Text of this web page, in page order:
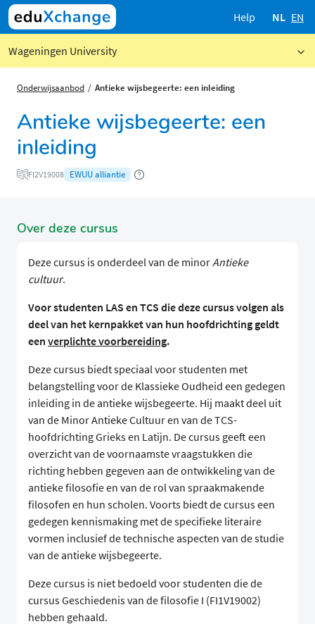
Help NL EN
Wageningen University
Onderwijsaanbod Antieke wijsbegeerte: een inleiding
Antieke wijsbegeerte: een
inleiding
FI2V19008 EWUU alliantie
Over deze cursus
Deze cursus is onderdeel van de minorAntieke
cultuur.
Voor studenten LAS en TCS die deze cursus volgen als
deel van het kernpakket van hun hoofdrichting geldt
een verplichte voorbereiding.
Deze cursus biedt speciaal voor studenten met
belangstelling voor de Klassieke Oudheid een gedegen
inleiding in de antieke wijsbegeerte. Hij maakt deel uit
van de Minor Antieke Cultuur en van de TCS-
hoofdrichting Grieks en Latijn. De cursus geeft een
overzicht van de voornaamste vraagstukken die
richting hebben gegeven aan de ontwikkeling van de
antieke filosofie en van de rol van spraakmakende
filosofen en hun scholen. Voorts biedt de cursus een
gedegen kennismaking met de specifieke literaire
vormen inclusief de technische aspecten van de studie
van de antieke wijsbegeerte.
Deze cursus is niet bedoeld voor studenten die de
cursus Geschiedenis van de filosofie I (FI1V19002)
hebben gehaald.